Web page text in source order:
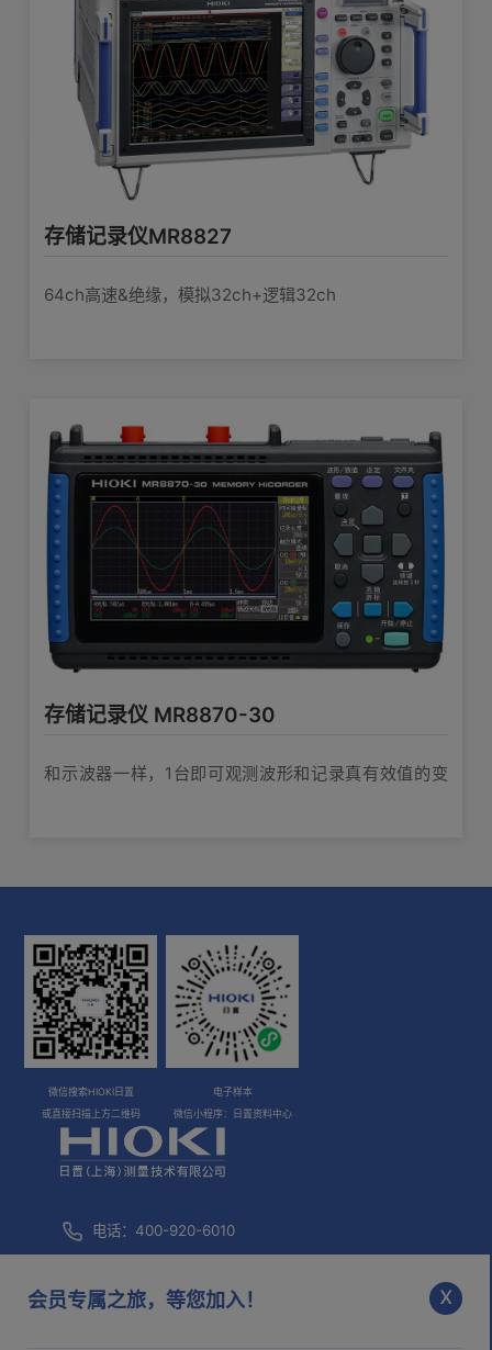
会员专属之旅，等您加入！ x
存储记录仪MR8827
64ch高速&绝缘，模拟32ch+逻辑32ch
存储记录仪 MR8870-30
和示波器一样，1台即可观测波形和记录真有效值的变
微信搜索HIOKI日置
或直接扫描上方二维码
电子样本
微信小程序：日置资料中心
电话：400-920-6010
市场部邮箱：mkt@hioki.com.cn